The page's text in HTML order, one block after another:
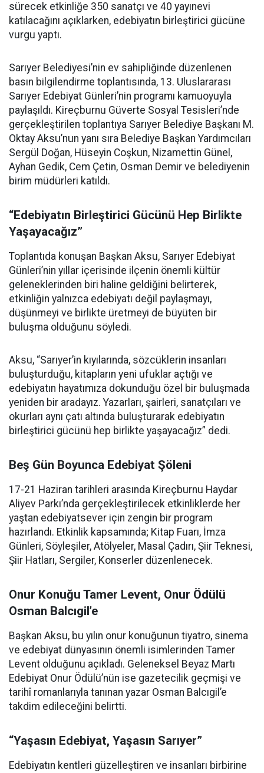
sürecek etkinliğe 350 sanatçı ve 40 yayınevi
katılacağını açıklarken, edebiyatın birleştirici gücüne
vurgu yaptı.
Sarıyer Belediyesi’nin ev sahipliğinde düzenlenen
basın bilgilendirme toplantısında, 13. Uluslararası
Sarıyer Edebiyat Günleri’nin programı kamuoyuyla
paylaşıldı. Kireçburnu Güverte Sosyal Tesisleri’nde
gerçekleştirilen toplantıya Sarıyer Belediye Başkanı M.
Oktay Aksu’nun yanı sıra Belediye Başkan Yardımcıları
Sergül Doğan, Hüseyin Coşkun, Nizamettin Günel,
Ayhan Gedik, Cem Çetin, Osman Demir ve belediyenin
birim müdürleri katıldı.
“Edebiyatın Birleştirici Gücünü Hep Birlikte
Yaşayacağız”
Toplantıda konuşan Başkan Aksu, Sarıyer Edebiyat
Günleri’nin yıllar içerisinde ilçenin önemli kültür
geleneklerinden biri haline geldiğini belirterek,
etkinliğin yalnızca edebiyatı değil paylaşmayı,
düşünmeyi ve birlikte üretmeyi de büyüten bir
buluşma olduğunu söyledi.
Aksu, “Sarıyer’in kıyılarında, sözcüklerin insanları
buluşturduğu, kitapların yeni ufuklar açtığı ve
edebiyatın hayatımıza dokunduğu özel bir buluşmada
yeniden bir aradayız. Yazarları, şairleri, sanatçıları ve
okurları aynı çatı altında buluşturarak edebiyatın
birleştirici gücünü hep birlikte yaşayacağız” dedi.
Beş Gün Boyunca Edebiyat Şöleni
17-21 Haziran tarihleri arasında Kireçburnu Haydar
Aliyev Parkı’nda gerçekleştirilecek etkinliklerde her
yaştan edebiyatsever için zengin bir program
hazırlandı. Etkinlik kapsamında; Kitap Fuarı, İmza
Günleri, Söyleşiler, Atölyeler, Masal Çadırı, Şiir Teknesi,
Şiir Hatları, Sergiler, Konserler düzenlenecek.
Onur Konuğu Tamer Levent, Onur Ödülü
Osman Balcıgil’e
Başkan Aksu, bu yılın onur konuğunun tiyatro, sinema
ve edebiyat dünyasının önemli isimlerinden Tamer
Levent olduğunu açıkladı. Geleneksel Beyaz Martı
Edebiyat Onur Ödülü’nün ise gazetecilik geçmişi ve
tarihî romanlarıyla tanınan yazar Osman Balcıgil’e
takdim edileceğini belirtti.
“Yaşasın Edebiyat, Yaşasın Sarıyer”
Edebiyatın kentleri güzelleştiren ve insanları birbirine